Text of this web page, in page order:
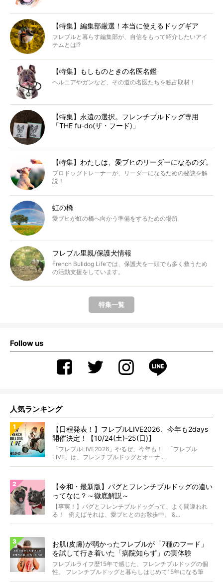
【特集】編集部厳選！本当に使えるドッグギア
フレブルと暮らす編集部が、自信をもって紹介したいアイ
テムとは!?
【特集】もしものときの名医名鑑
ヘルニアやガンなど、その道の名医たちを独占取材！
【特集】永遠の選択。フレンチブルドッグ専用
「THE fu-do(ザ・フード)」
【特集】わたしは、愛ブヒのリーダーになるのダ。
プロドッグトレーナーが、リーダーになるための秘訣を解
説！
虹の橋
愛ブヒが虹の橋へ向かう準備をするための場所
フレブル里親/保護犬情報
French Bulldog Lifeでは、保護犬を一頭でも多く救うため
の活動支援をしています。
特集一覧
Follow us
人気ランキング
【日程発表！】フレブルLIVE2026、今年も2days
開催決定！【10/24(土)-25(日)】
「フレブルLIVE2026」やるぜ、今年も！ 「フレブル
LIVE」は、フレンチブルドッグとオーナ...
【令和・最新版】パグとフレンチブルドッグの違い
ってなに？～徹底解説～
【事実！】パグとフレンチブルドッグって、よく間違われ
る！ 例えばそれは、愛ブヒとのお散歩中。 &...
お肌(皮膚)が弱かったフレブルが「7種のフード」
を試して行き着いた「病院知らず」の実体験
フレブルライフ歴15年で感じた、フレンチブルドッグの個
性。 フレンチブルドッグと暮らしはじめて15年になる筆
者...